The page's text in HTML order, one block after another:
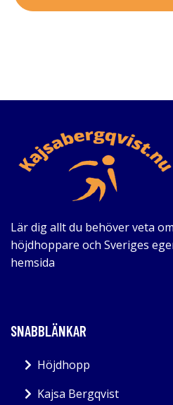
Lär dig allt du behöver veta
höjdhoppare och Sveriges
hemsida
SNABBLÄNKAR
Höjdhopp
Kajsa Bergqvist